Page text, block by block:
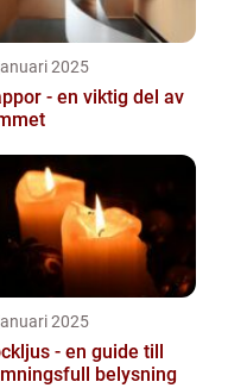
2025
- en viktig del av
2025
- en guide till
belysning